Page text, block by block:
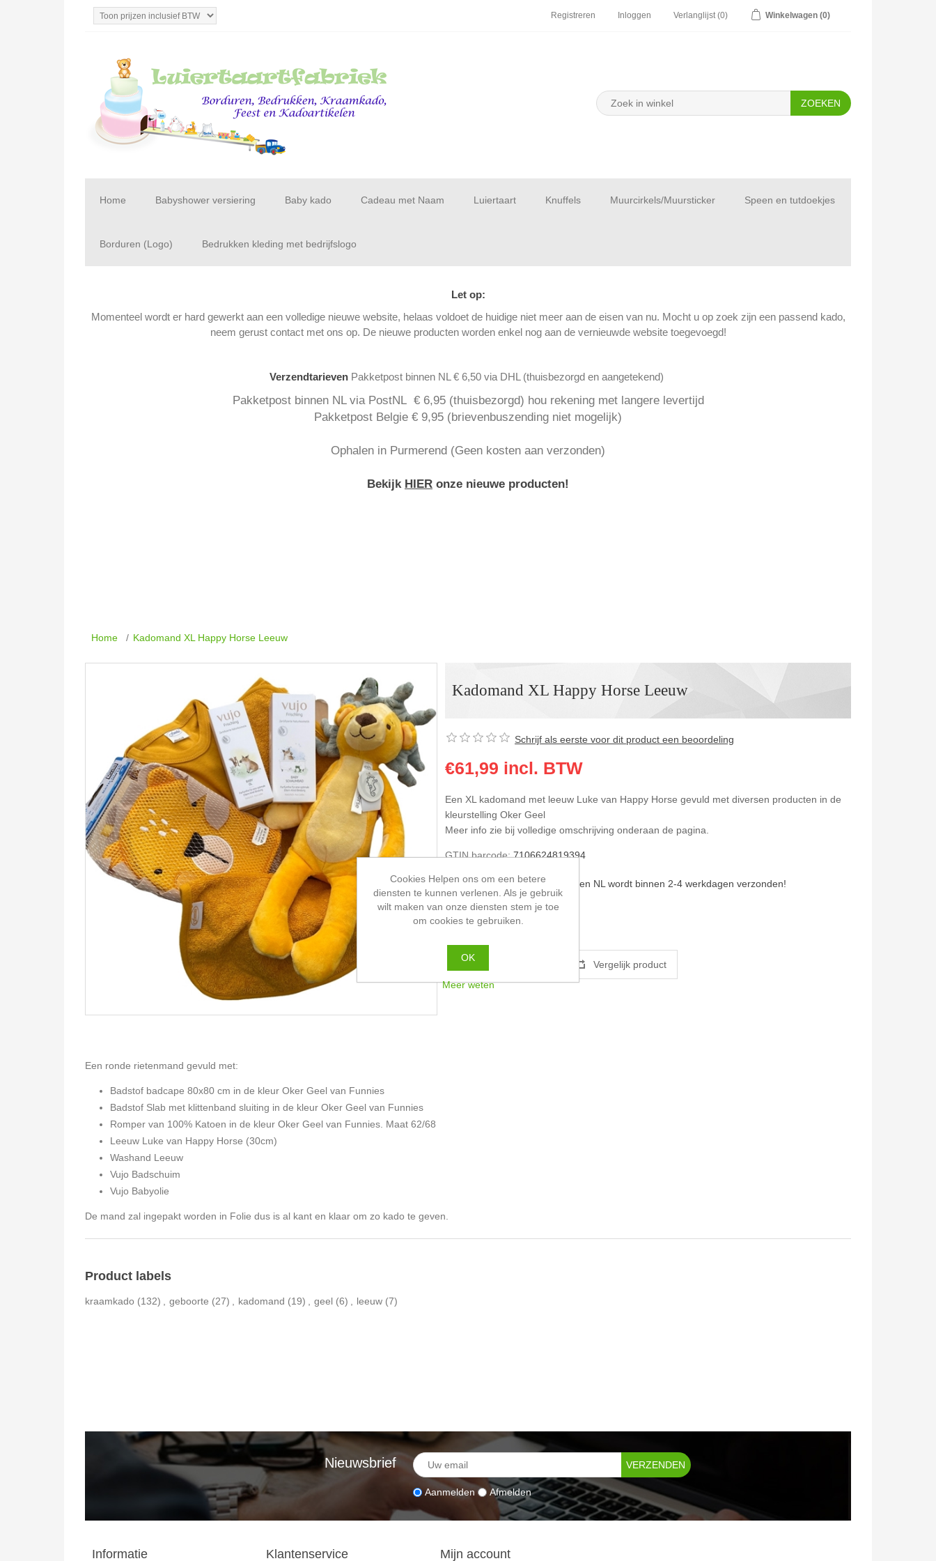
Registreren Inloggen Verlanglijst (0) Winkelwagen (0)
Home Babyshower versiering Baby kado Cadeau met Naam Luiertaart Knuffels Muurcirkels/Muursticker Speen en tutdoekjes
Borduren (Logo) Bedrukken kleding met bedrijfslogo
Let op:
Momenteel wordt er hard gewerkt aan een volledige nieuwe website, helaas voldoet de huidige niet meer aan de eisen van nu. Mocht u op zoek zijn een passend kado,
neem gerust contact met ons op. De nieuwe producten worden enkel nog aan de vernieuwde website toegevoegd!
Verzendtarieven Pakketpost binnen NL € 6,50 via DHL (thuisbezorgd en aangetekend)
Pakketpost binnen NL via PostNL € 6,95 (thuisbezorgd) hou rekening met langere levertijd
Pakketpost Belgie € 9,95 (brievenbuszending niet mogelijk)
Ophalen in Purmerend (Geen kosten aan verzonden)
Bekijk HIER onze nieuwe producten!
Home / Kadomand XL Happy Horse Leeuw
Kadomand XL Happy Horse Leeuw
Schrijf als eerste voor dit product een beoordeling
€61,99 incl. BTW
Een XL kadomand met leeuw Luke van Happy Horse gevuld met diversen producten in de
kleurstelling Oker Geel
Meer info zie bij volledige omschrijving onderaan de pagina.
GTIN barcode: 7106624819394
Afleverdatum: Pakketpost binnen NL wordt binnen 2-4 werkdagen verzonden!
Een ronde rietenmand gevuld met:
Badstof badcape 80x80 cm in de kleur Oker Geel van Funnies
Badstof Slab met klittenband sluiting in de kleur Oker Geel van Funnies
Romper van 100% Katoen in de kleur Oker Geel van Funnies. Maat 62/68
Leeuw Luke van Happy Horse (30cm)
Washand Leeuw
Vujo Badschuim
Vujo Babyolie
De mand zal ingepakt worden in Folie dus is al kant en klaar om zo kado te geven.
Product labels
kraamkado (132) geboorte (27) kadomand (19) geel (6) leeuw (7)
Nieuwsbrief
Aanmelden Afmelden
Informatie Klantenservice Mijn account
Cookies Helpen ons om een betere
diensten te kunnen verlenen. Als je gebruik
wilt maken van onze diensten stem je toe
om cookies te gebruiken.
OK
Meer weten